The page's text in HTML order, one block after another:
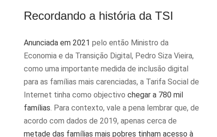
Recordando a história da TSI
Anunciada em 2021 pelo então Ministro da
Economia e da Transição Digital, Pedro Siza Vieira,
como uma importante medida de inclusão digital
para as famílias mais carenciadas, a Tarifa Social de
Internet tinha como objectivo chegar a 780 mil
famílias. Para contexto, vale a pena lembrar que, de
acordo com dados de 2019, apenas cerca de
metade das famílias mais pobres tinham acesso à